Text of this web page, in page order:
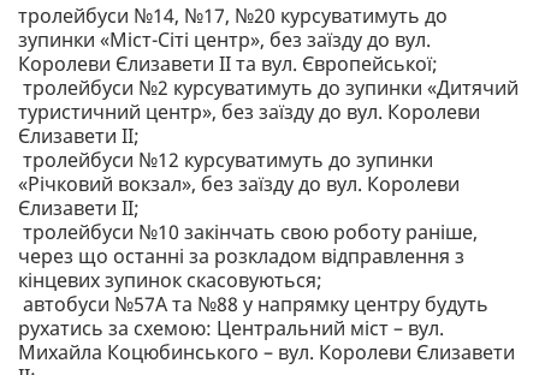
тролейбуси №14, №17, №20 курсуватимуть до
зупинки «Міст-Сіті центр», без заїзду до вул.
Королеви Єлизавети ІІ та вул. Європейської;
тролейбуси №2 курсуватимуть до зупинки «Дитячий
туристичний центр», без заїзду до вул. Королеви
Єлизавети ІІ;
тролейбуси №12 курсуватимуть до зупинки
«Річковий вокзал», без заїзду до вул. Королеви
Єлизавети ІІ;
тролейбуси №10 закінчать свою роботу раніше,
через що останні за розкладом відправлення з
кінцевих зупинок скасовуються;
автобуси №57А та №88 у напрямку центру будуть
рухатись за схемою: Центральний міст – вул.
Михайла Коцюбинського – вул. Королеви Єлизавети